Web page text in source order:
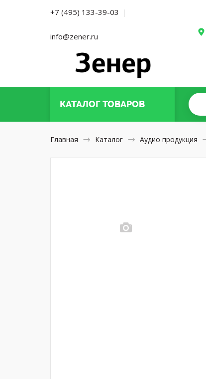
+7 (495) 133-39-03 |
info@zener.ru
КАТАЛОГТОВАРОВ
Главная Каталог Аудио продукция